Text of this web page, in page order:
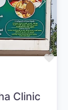
Next
Clinic